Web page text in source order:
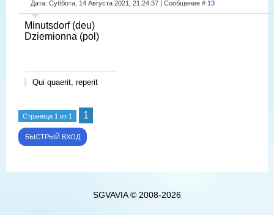
Дата: Суббота, 14 Августа 2021, 21:24:37 | Сообщение # 13
Minutsdorf (deu)
Dziemionna (pol)
Qui quaerit, reperit
Страница 1 из 1 1
SGVAVIA © 2008-2026